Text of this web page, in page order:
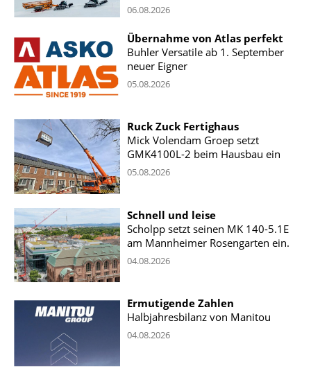
06.08.2026
Übernahme von Atlas perfekt
Buhler Versatile ab 1. September
neuer Eigner
05.08.2026
Ruck Zuck Fertighaus
Mick Volendam Groep setzt
GMK4100L-2 beim Hausbau ein
05.08.2026
Schnell und leise
Scholpp setzt seinen MK 140-5.1E
am Mannheimer Rosengarten ein.
04.08.2026
Ermutigende Zahlen
Halbjahresbilanz von Manitou
04.08.2026